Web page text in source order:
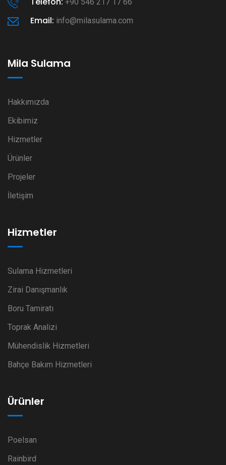
Email: info@milasulama.com
Mila Sulama
Hakkımızda
Ekibimiz
Hizmetler
Ürünler
Projeler
İletişim
Hizmetler
Sulama Hizmetleri
Zirai Danışmanlık
Boru Tamiratı
Toprak Analizi
Mühendislik Hizmetleri
Bahçe Bakım Hizmetleri
Ürünler
Poelsan
Rainbird